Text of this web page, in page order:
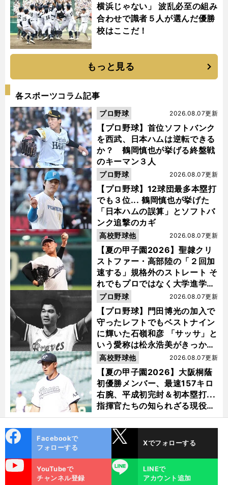
横浜じゃない」 波乱必至の組み
合わせで識者５人が選んだ優勝
校はここだ！
もっと見る
各スポーツコラム記事
【プロ野球】首位ソフトバンク
を西武、日本ハムは逆転できる
か？ 鶴岡慎也が挙げる終盤戦
のキーマン３人
2026.08.07更新
プロ野球
【プロ野球】12球団最多本塁打
でも３位... 鶴岡慎也が挙げた
「日本ハムの誤算」とソフトバ
ンク追撃のカギ
2026.08.07更新
プロ野球
【夏の甲子園2026】聖隷クリ
ストファー・高部陸の「２回加
速する」規格外のストレート そ
れでもプロではなく大学進学を
選ぶ理由
2026.08.07更新
高校野球他
【プロ野球】門田博光の加入で
守ったレフトでもベストナイン
に輝いた石嶺和彦 「サッサ」と
いう愛称は松永浩美がきっか
け？
2026.08.07更新
プロ野球
【夏の甲子園2026】大阪桐蔭
初優勝メンバー、最速157キロ
右腕、平成初完封＆初本塁打...
指揮官たちの知られざる現役時
代
2026.08.07更新
高校野球他
ok
Facebookで
フォローする
Xでフォローする
YouTubeで
チャンネル登録
LINE
LINEで
アカウント追加